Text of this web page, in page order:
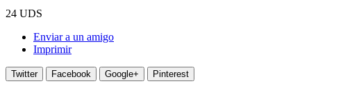
24 UDS
Enviar a un amigo
Imprimir
Twitter Facebook Google+ Pinterest